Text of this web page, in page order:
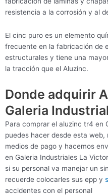
resistencia a la corrosión y al
El cinc puro es un elemento
frecuente en la fabricación de
estructurales y tiene una
la tracción que el Aluzinc.
Donde adquirir
Galeria
Para comprar el aluzinc tr4 en
puedes hacer desde esta
medios de pago y hacemos
en Galeria Industriales La
si su personal va manejar un
recuerde colocarles sus epp y
accidentes con el personal